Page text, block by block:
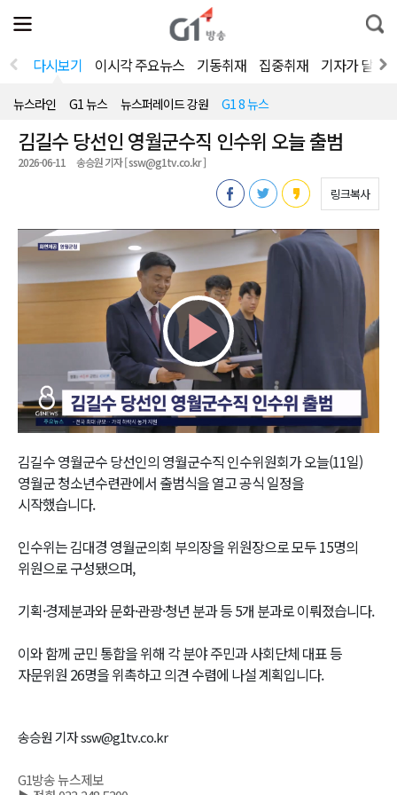
전
체
뉴
열
통
합
색
다시보기 이시각 주요뉴스 기동취재 집중취재 기자가 달려
뉴스라인 G1 뉴스 뉴스퍼레이드 강원 G1 8 뉴스
김길수 당선인 영월군수직 인수위 오늘 출범
2026-06-11 송승원 기자 [ ssw@g1tv.co.kr ]
링크복사
Play
Video
김길수 영월군수 당선인의 영월군수직 인수위원회가 오늘(11일)
영월군 청소년수련관에서 출범식을 열고 공식 일정을
시작했습니다.
인수위는 김대경 영월군의회 부의장을 위원장으로 모두 15명의
위원으로 구성됐으며,
기획·경제분과와 문화·관광·청년 분과 등 5개 분과로 이뤄졌습니다.
이와 함께 군민 통합을 위해 각 분야 주민과 사회단체 대표 등
자문위원 26명을 위촉하고 의견 수렴에 나설 계획입니다.
송승원 기자 ssw@g1tv.co.kr
G1방송 뉴스제보